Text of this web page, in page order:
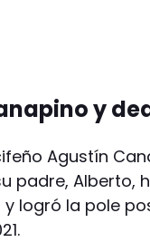
y
Agustín
padre,
y logró la pole